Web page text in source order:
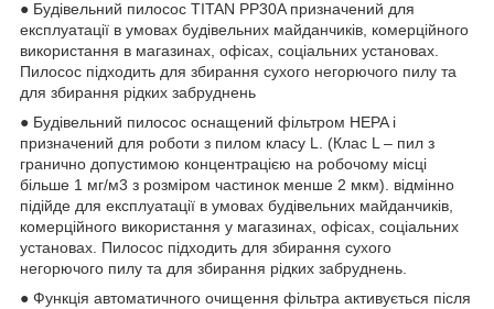
● Будівельний пилосос TITAN PP30A призначений для
експлуатації в умовах будівельних майданчиків, комерційного
використання в магазинах, офісах, соціальних установах.
Пилосос підходить для збирання сухого негорючого пилу та
для збирання рідких забруднень
● Будівельний пилосос оснащений фільтром HEPA і
призначений для роботи з пилом класу L. (Клас L – пил з
гранично допустимою концентрацією на робочому місці
більше 1 мг/м3 з розміром частинок менше 2 мкм). відмінно
підійде для експлуатації в умовах будівельних майданчиків,
комерційного використання у магазинах, офісах, соціальних
установах. Пилосос підходить для збирання сухого
негорючого пилу та для збирання рідких забруднень.
● Функція автоматичного очищення фільтра активується після